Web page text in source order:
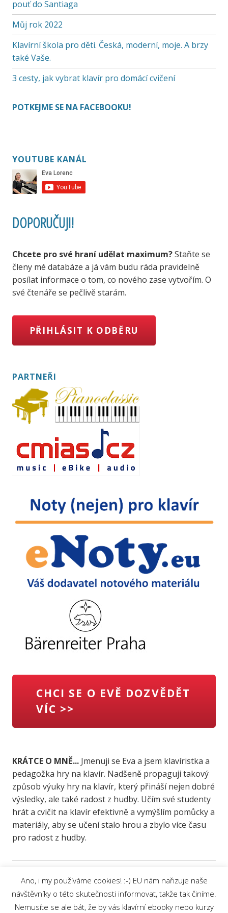
pouť do Santiaga
Můj rok 2022
Klavírní škola pro děti. Česká, moderní, moje. A brzy
také Vaše.
3 cesty, jak vybrat klavír pro domácí cvičení
POTKEJME SE NA FACEBOOKU!
YOUTUBE KANÁL
DOPORUČUJI!
Chcete pro své hraní udělat maximum?Staňte se
členy mé databáze a já vám budu ráda pravidelně
posílat informace o tom, co nového zase vytvořím. O
své čtenáře se pečlivě starám.
PŘIHLÁSIT K ODBĚRU
PARTNEŘI
CHCI SE O EVĚ DOZVĚDĚT
VÍC >>
KRÁTCE O MNĚ...Jmenuji se Eva a jsem klavíristka a
pedagožka hry na klavír. Nadšeně propaguji takový
způsob výuky hry na klavír, který přináší nejen dobré
výsledky, ale také radost z hudby. Učím své studenty
hrát a cvičit na klavír efektivně a vymýšlím pomůcky a
materiály, aby se učení stalo hrou a zbylo více času
pro radost z hudby.
Ano, i my používáme cookies! :-) EU nám nařizuje naše
návštěvníky o této skutečnosti informovat, takže tak činíme.
Nemusíte se ale bát, že by vás klavírní ebooky nebo kurzy